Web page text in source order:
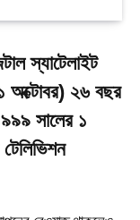
স্যাটেলাইট
অক্টোবর) ২৬ বছর
সালের ১